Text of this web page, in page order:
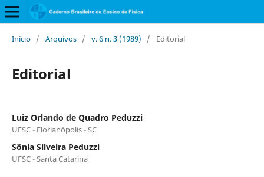
Início / Arquivos / v. 6 n. 3 (1989) / Editorial
Editorial
Luiz Orlando de Quadro Peduzzi
UFSC - Florianópolis - SC
Sônia Silveira Peduzzi
UFSC - Santa Catarina